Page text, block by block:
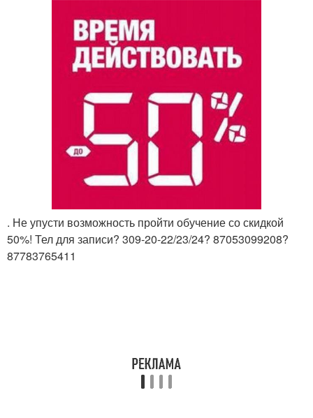
. Не упусти возможность пройти обучение со скидкой
50%! Тел для записи? 309-20-22/23/24? 87053099208?
87783765411